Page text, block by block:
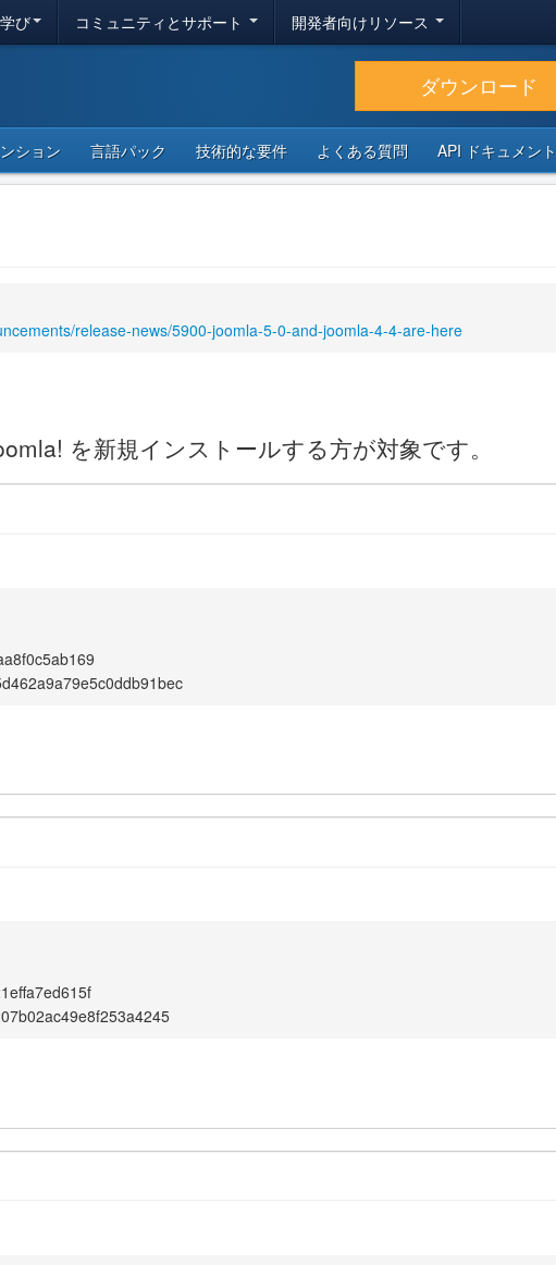
び コミュニティとサポート 開発者向けリソース
ダウンロード
ション 言語パック 技術的な要件 よくある質問 API ドキュメント
release-news/5900-joomla-5-0-and-joomla-4-4-are-here
を新規インストールする方が対象です。